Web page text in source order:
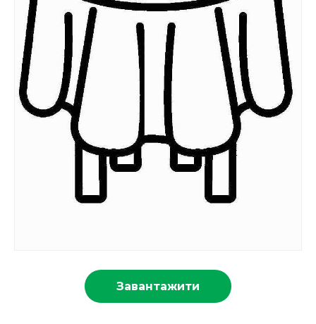
Завантажити